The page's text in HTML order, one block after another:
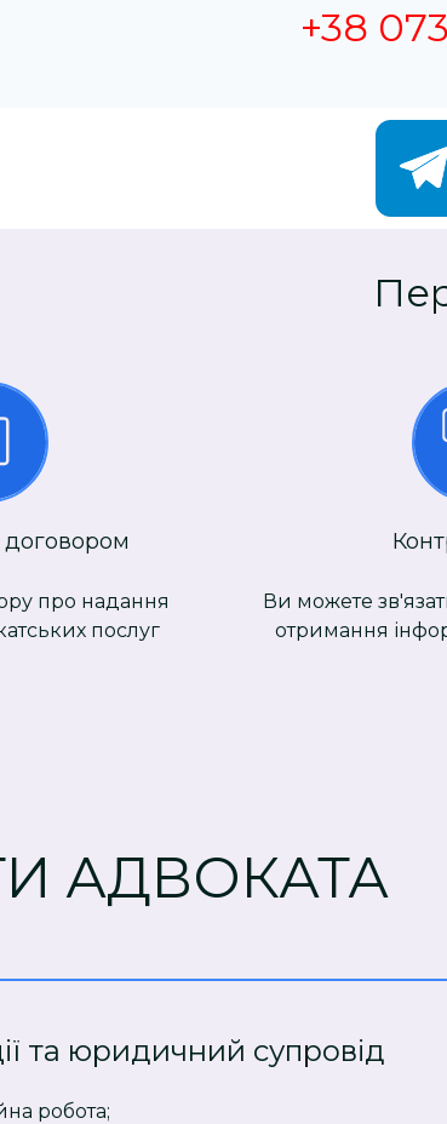
+38
про надання
послуг
Ви можете
отримання
АДВОКАТА
та юридичний супровід
робота;